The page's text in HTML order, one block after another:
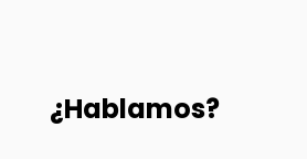
¿Hablamos?